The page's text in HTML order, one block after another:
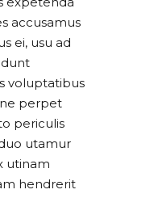
accusamus
ei, usu ad
voluptatibus
perpet
periculis
utamur
utinam
hendrerit